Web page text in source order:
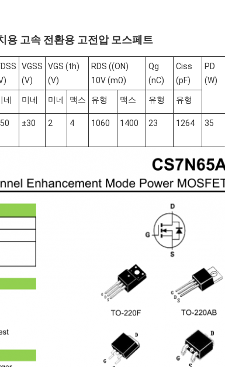
용 고속 전환용 고전압 모스페트
VGSS
(V)
VGS (th)
(V)
RDS ((ON)
10V (mΩ)
Qg
(nC)
Ciss
(pF)
PD
(W)
네 미네 미네 맥스 유형 맥스 유형 유형
±30 2 4 1060 1400 23 1264 35